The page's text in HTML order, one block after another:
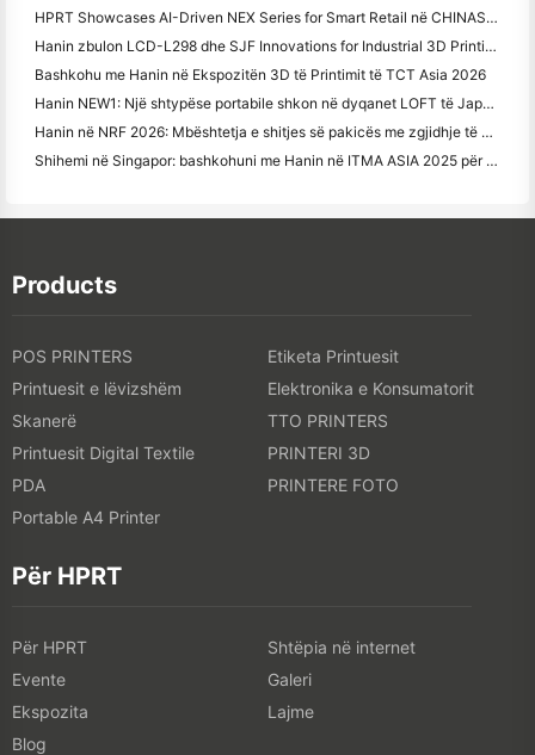
HPRT Showcases AI-Driven NEX Series for Smart Retail në CHINASHOP 2026
Hanin zbulon LCD-L298 dhe SJF Innovations for Industrial 3D Printing në TCT Asia 2026
Bashkohu me Hanin në Ekspozitën 3D të Printimit të TCT Asia 2026
Hanin NEW1: Një shtypëse portabile shkon në dyqanet LOFT të Japonisë
Hanin në NRF 2026: Mbështetja e shitjes së pakicës me zgjidhje të plota të printimit inteligjent në skenar
Shihemi në Singapor: bashkohuni me Hanin në ITMA ASIA 2025 për të dëshmuar Teknologjinë e Printimit Digital më të fundit
Products
POS PRINTERS
Etiketa Printuesit
Printuesit e lëvizshëm
Elektronika e Konsumatorit
Skanerë
TTO PRINTERS
Printuesit Digital Textile
PRINTERI 3D
PDA
PRINTERE FOTO
Portable A4 Printer
Për HPRT
Për HPRT
Shtëpia në internet
Evente
Galeri
Ekspozita
Lajme
Blog